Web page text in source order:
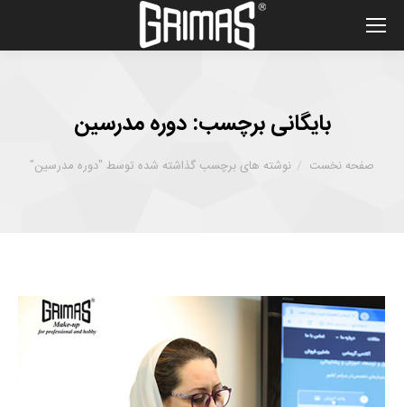
بایگانی برچسب:دوره مدرسین
شما اینجا هستید :
صفحه نخست نوشته های برچسب گذاشته شده توسط "دوره مدرسین"